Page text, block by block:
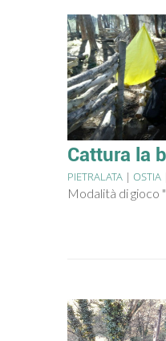
Cattura la
PIETRALATA | OSTIA
Modalità di gioco